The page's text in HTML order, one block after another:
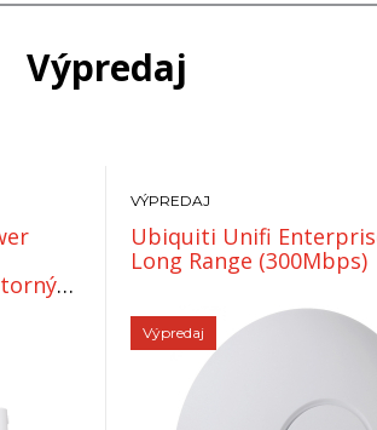
Výpredaj
VÝPREDAJ
Ubiquiti Unifi
Long Range (300Mbps)
Výpredaj